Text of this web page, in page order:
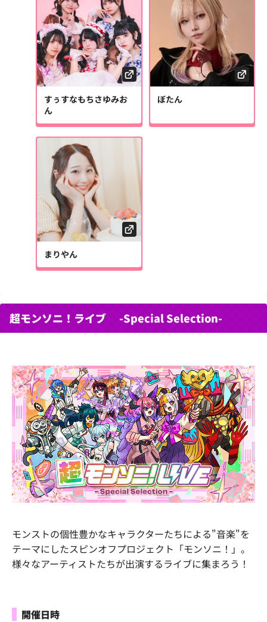
すぅすなもちさゆみお
ん
ぼたん
まりやん
超モンソニ！ライブ -Special Selection-
モンストの個性豊かなキャラクターたちによる"音楽"を
テーマにしたスピンオフプロジェクト「モンソニ！」。
様々なアーティストたちが出演するライブに集まろう！
開催日時